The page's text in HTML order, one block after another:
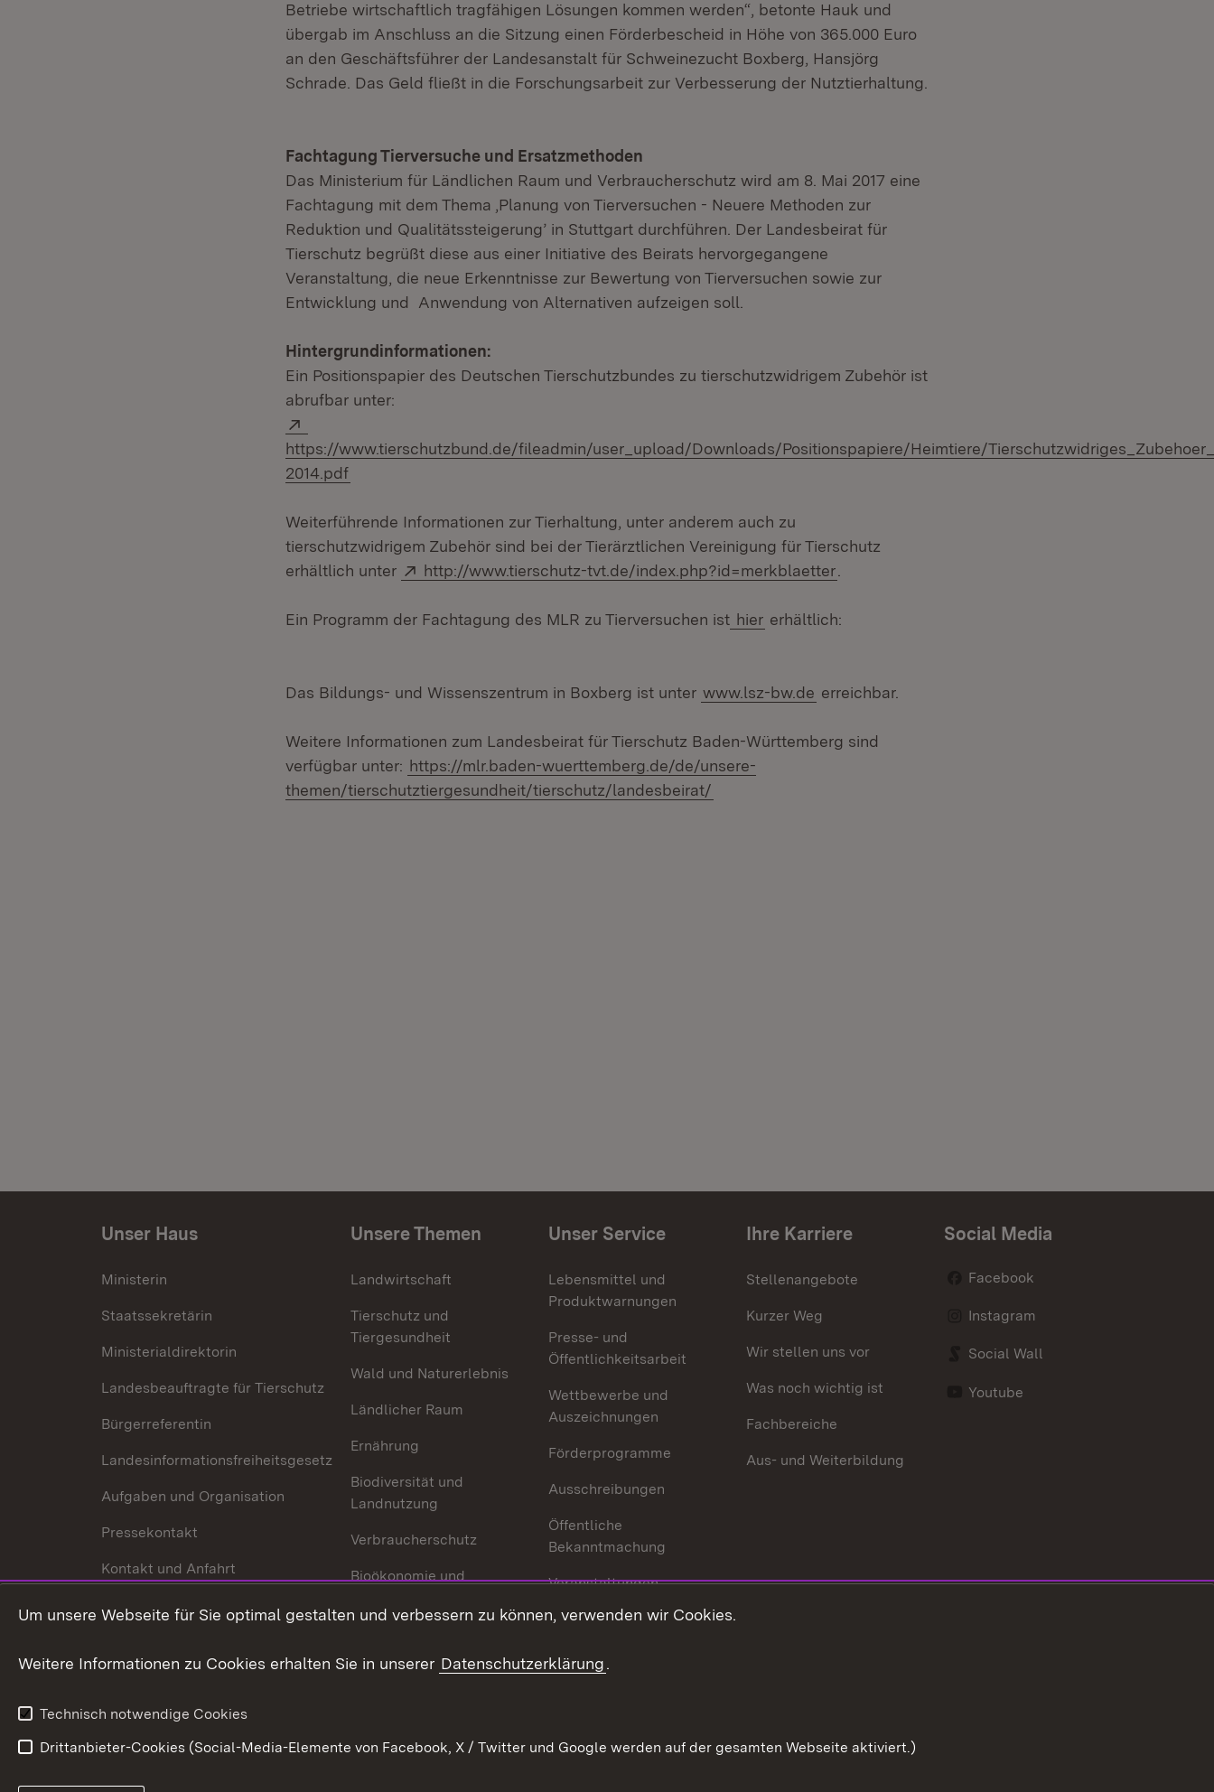
Betriebe wirtschaftlich tragfähigen Lösungen kommen werden“, betonte Hauk und
übergab im Anschluss an die Sitzung einen Förderbescheid in Höhe von 365.000 Euro
an den Geschäftsführer der Landesanstalt für Schweinezucht Boxberg, Hansjörg
Schrade. Das Geld fließt in die Forschungsarbeit zur Verbesserung der Nutztierhaltung.
Fachtagung Tierversuche und Ersatzmethoden
Das Ministerium für Ländlichen Raum und Verbraucherschutz wird am 8. Mai 2017 eine
Fachtagung mit dem Thema ‚Planung von Tierversuchen - Neuere Methoden zur
Reduktion und Qualitätssteigerung’ in Stuttgart durchführen. Der Landesbeirat für
Tierschutz begrüßt diese aus einer Initiative des Beirats hervorgegangene
Veranstaltung, die neue Erkenntnisse zur Bewertung von Tierversuchen sowie zur
Entwicklung und Anwendung von Alternativen aufzeigen soll.
Hintergrundinformationen:
Ein Positionspapier des Deutschen Tierschutzbundes zu tierschutzwidrigem Zubehör ist
abrufbar unter:
https://www.tierschutzbund.de/fileadmin/user_upload/Downloads/Positionspapiere/Heimtiere/
2014.pdf
Weiterführende Informationen zur Tierhaltung, unter anderem auch zu
tierschutzwidrigem Zubehör sind bei der Tierärztlichen Vereinigung für Tierschutz
erhältlich unter
Extern:
http://www.tierschutz-tvt.de/index.php?id=merkblaetter
Ein Programm der Fachtagung des MLR zu Tierversuchen ist hier erhältlich:
Das Bildungs- und Wissenszentrum in Boxberg ist unter www.lsz-bw.de erreichbar.
Weitere Informationen zum Landesbeirat für Tierschutz Baden-Württemberg sind
verfügbar unter: https://mlr.baden-wuerttemberg.de/de/unsere-
themen/tierschutztiergesundheit/tierschutz/landesbeirat/
Unser Haus
Ministerin
Staatssekretärin
Ministerialdirektorin
Landesbeauftragte für Tierschutz
Bürgerreferentin
Landesinformationsfreiheitsgesetz
Aufgaben und Organisation
Pressekontakt
Kontakt und Anfahrt
Unsere Themen
Landwirtschaft
Tierschutz und
Tiergesundheit
Wald und Naturerlebnis
Ländlicher Raum
Ernährung
Biodiversität und
Landnutzung
Verbraucherschutz
Bioökonomie und
Unser Service
Lebensmittel und
Produktwarnungen
Presse- und
Öffentlichkeitsarbeit
Wettbewerbe und
Auszeichnungen
Förderprogramme
Ausschreibungen
Öffentliche
Bekanntmachung
Veranstaltungen
Mediathek
Publikationen
Ihre Karriere
Stellenangebote
Kurzer Weg
Wir stellen uns vor
Was noch wichtig ist
Fachbereiche
Aus- und Weiterbildung
Social Media
Facebook
Instagram
Social Wall
Youtube
Um unsere Webseite für Sie optimal gestalten und verbessern zu können, verwenden wir Cookies.
Weitere Informationen zu Cookies erhalten Sie in unserer Datenschutzerklärung.
Technisch notwendige Cookies
Drittanbieter-Cookies (Social-Media-Elemente von Facebook, X / Twitter und Google werden auf der gesamten Webseite aktiviert.)